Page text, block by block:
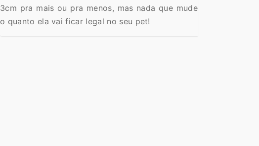
3cm pra mais ou pra menos, mas nada que mude
o quanto ela vai ficar legal no seu pet!